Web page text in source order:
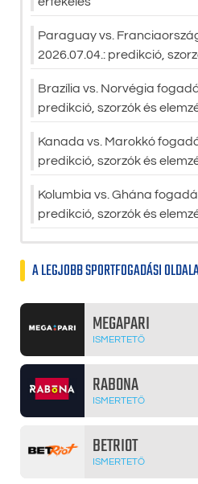
Paraguay vs.
2026.07.04.: predikció,
Brazília vs. Norvégia
predikció, szorzók és
Kanada vs. Marokkó
predikció, szorzók és
Kolumbia vs. Ghána
predikció, szorzók és
A LEGJOBB SPORTFOGADÁSI
MEGAPARI
ISMERTETŐ
RABONA
ISMERTETŐ
BETRIOT
ISMERTETŐ